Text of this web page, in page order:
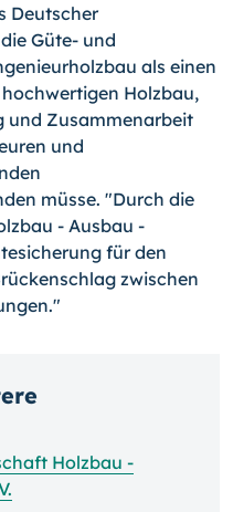
Deutscher
Güte- und
als einen
Holzbau,
und Zusammenarbeit
und
müsse. "Durch die
- Ausbau -
für den
zwischen
Holzbau -